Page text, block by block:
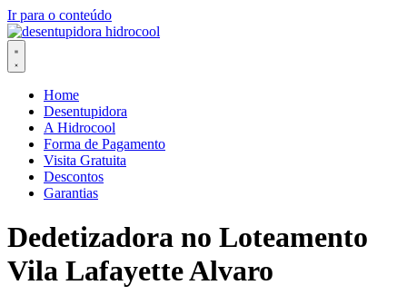
Ir para o conteúdo
Home
Desentupidora
A Hidrocool
Forma de Pagamento
Visita Gratuita
Descontos
Garantias
Dedetizadora no Loteamento
Vila Lafayette Alvaro